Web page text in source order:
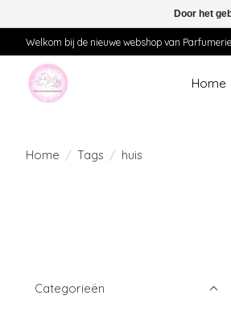
Welkom bij de nieuwe webshop van
Home
Home / Tags / huis
Categorieën
Door het